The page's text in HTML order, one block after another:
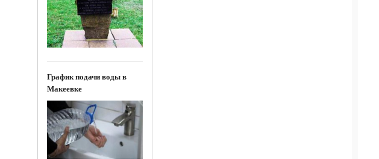
График подачи воды в
Макеевке